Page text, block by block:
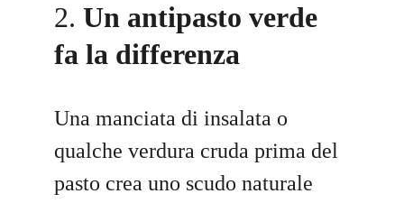
2. Un antipasto verde
fa la differenza
Una manciata di insalata o
qualche verdura cruda prima del
pasto crea uno scudo naturale